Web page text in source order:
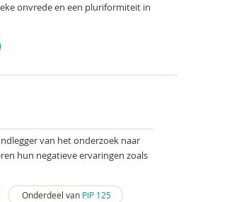
onvrede en een pluriformiteit in
van het onderzoek naar
hun negatieve ervaringen zoals
Onderdeel van PiP 125